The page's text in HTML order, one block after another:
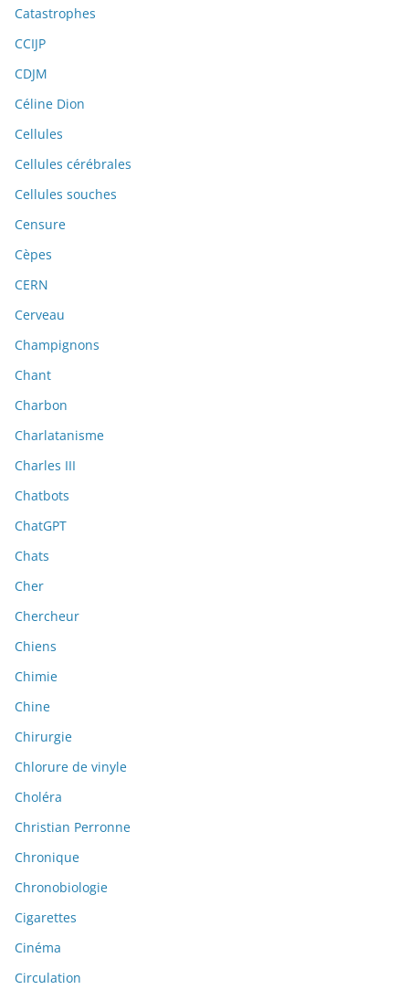
Catastrophes
CCIJP
CDJM
Céline Dion
Cellules
Cellules cérébrales
Cellules souches
Censure
Cèpes
CERN
Cerveau
Champignons
Chant
Charbon
Charlatanisme
Charles III
Chatbots
ChatGPT
Chats
Cher
Chercheur
Chiens
Chimie
Chine
Chirurgie
Chlorure de vinyle
Choléra
Christian Perronne
Chronique
Chronobiologie
Cigarettes
Cinéma
Circulation